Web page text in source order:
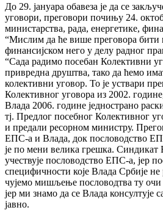
До 29. jануара обавеза jе да се
уговори, преговори почињу 24.
министарства, рада, енергетике,
“Мислим да ће више преговора бити
финансиjском него у делу радног
“Сада радимо посебан Колективни
привредна друштва, тако да ћемо
колективни уговор. То jе уствари
Колективног уговора из 2002.
Влада 2006. године jеднострано
тj. Предлог посебног Колективног
и предали ресорном министру.
ЕПС-а и Влада, док пословодство
jе по мени велика грешка.
учествуjе пословодство ЕПС-а, jер
специфичности коjе Влада Србиjе не
чуjемо мишљење пословодтва ту очи
jер ми знамо да се Влада консултуjе
jавно.